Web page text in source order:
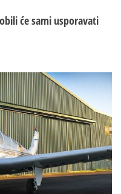
će sami usporavati